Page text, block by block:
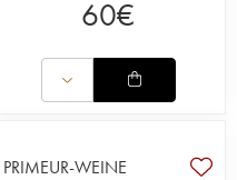
60€
PRIMEUR-WEINE